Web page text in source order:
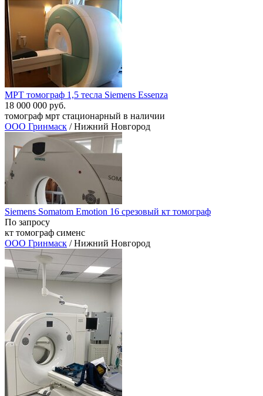
МРТ томограф 1,5 тесла Siemens Essenza
18 000 000 руб.
томограф мрт стационарный в наличии
ООО Гринмаск / Нижний Новгород
Siemens Somatom Emotion 16 срезовый кт томограф
По запросу
кт томограф сименс
ООО Гринмаск / Нижний Новгород